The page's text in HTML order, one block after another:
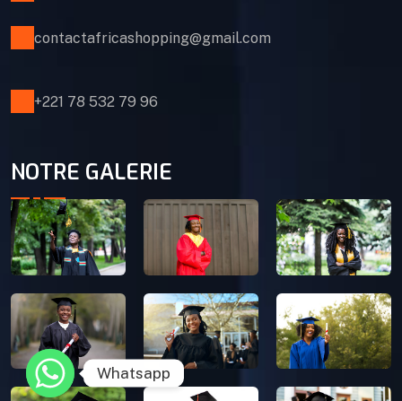
contactafricashopping@gmail.com
+221 78 532 79 96
NOTRE GALERIE
Whatsapp